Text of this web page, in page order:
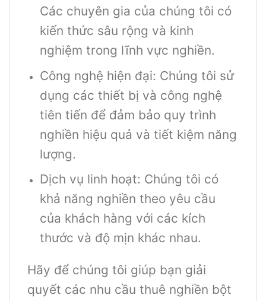
Các chuyên gia của chúng tôi có
kiến thức sâu rộng và kinh
nghiệm trong lĩnh vực nghiền.
Công nghệ hiện đại: Chúng tôi sử
dụng các thiết bị và công nghệ
tiên tiến để đảm bảo quy trình
nghiền hiệu quả và tiết kiệm năng
lượng.
Dịch vụ linh hoạt: Chúng tôi có
khả năng nghiền theo yêu cầu
của khách hàng với các kích
thước và độ mịn khác nhau.
Hãy để chúng tôi giúp bạn giải
quyết các nhu cầu thuê nghiền bột